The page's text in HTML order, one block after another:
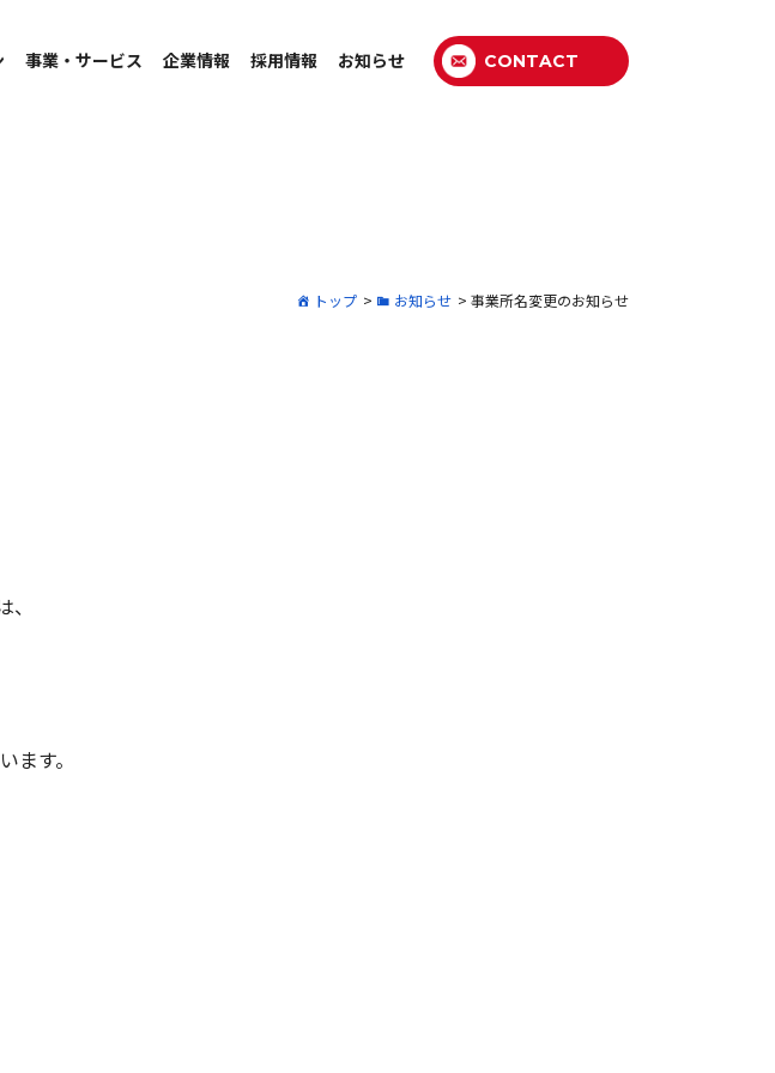
事業・サービス 企業情報 採用情報 お知らせ CONTACT
トップ > お知らせ > 事業所名変更のお知らせ
ます。